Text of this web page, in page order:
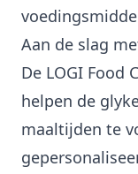
Aan de slag
De LOGI Food
helpen de
maaltijden te